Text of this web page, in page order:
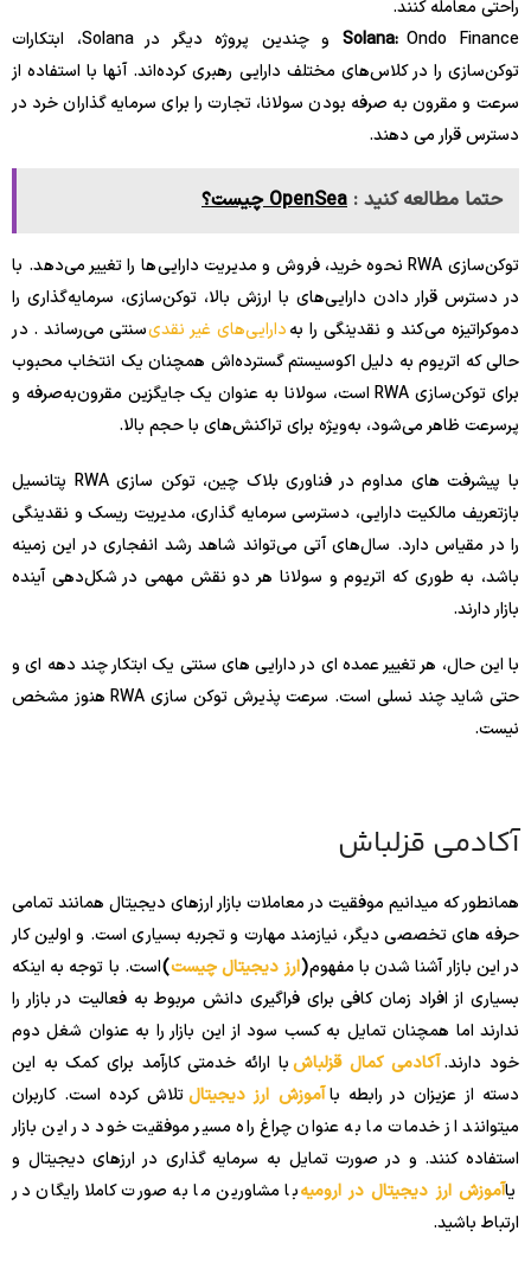
راحتی معامله کنند.
Solana:
Ondo Finance و چندین پروژه دیگر در Solana، ابتکارات
توکن‌سازی را در کلاس‌های مختلف دارایی رهبری کرده‌اند. آنها با استفاده از
سرعت و مقرون به صرفه بودن سولانا، تجارت را برای سرمایه گذاران خرد در
دسترس قرار می دهند.
حتما مطالعه کنید : OpenSea چیست؟
توکن‌سازی RWA نحوه خرید، فروش و مدیریت دارایی‌ها را تغییر می‌دهد. با
در دسترس قرار دادن دارایی‌های با ارزش بالا، توکن‌سازی، سرمایه‌گذاری را
دموکراتیزه می‌کند و نقدینگی را بهدارایی‌های غیر نقدیسنتی می‌رساند . در
حالی که اتریوم به دلیل اکوسیستم گسترده‌اش همچنان یک انتخاب محبوب
برای توکن‌سازی RWA است، سولانا به عنوان یک جایگزین مقرون‌به‌صرفه و
پرسرعت ظاهر می‌شود، به‌ویژه برای تراکنش‌های با حجم بالا.
با پیشرفت های مداوم در فناوری بلاک چین، توکن سازی RWA پتانسیل
بازتعریف مالکیت دارایی، دسترسی سرمایه گذاری، مدیریت ریسک و نقدینگی
را در مقیاس دارد. سال‌های آتی می‌تواند شاهد رشد انفجاری در این زمینه
باشد، به طوری که اتریوم و سولانا هر دو نقش مهمی در شکل‌دهی آینده
بازار دارند.
با این حال، هر تغییر عمده ای در دارایی های سنتی یک ابتکار چند دهه ای و
حتی شاید چند نسلی است. سرعت پذیرش توکن سازی RWA هنوز مشخص
نیست.
آکادمی قزلباش
همانطور که میدانیم موفقیت در معاملات بازار ارزهای دیجیتال همانند تمامی
حرفه های تخصصی دیگر، نیازمند مهارت و تجربه بسیاری است. و اولین کار
در این بازار آشنا شدن با مفهوم(ارز دیجیتال چیست)است. با توجه به اینکه
بسیاری از افراد زمان کافی برای فراگیری دانش مربوط به فعالیت در بازار را
ندارند اما همچنان تمایل به کسب سود از این بازار را به عنوان شغل دوم
خود دارند.آکادمی کمال قزلباشبا ارائه خدمتی کارآمد برای کمک به این
دسته از عزیزان در رابطه باآموزش ارز دیجیتالتلاش کرده است. کاربران
میتوانند از خدمات ما به عنوان چراغ راه مسیر موفقیت خود در این بازار
استفاده کنند. و در صورت تمایل به سرمایه گذاری در ارزهای دیجیتال و
یاآموزش ارز دیجیتال در ارومیهبا مشاورین ما به صورت کاملا رایگان در
ارتباط باشید.